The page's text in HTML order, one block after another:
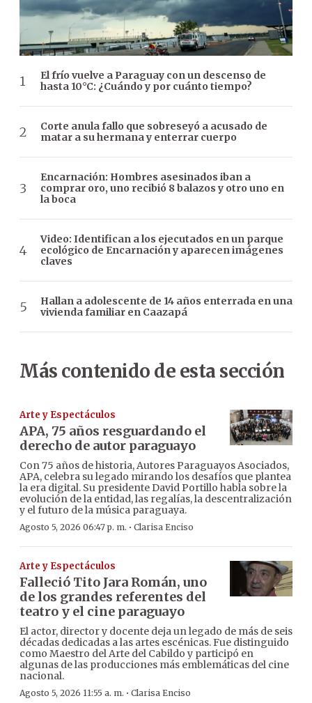
El frío vuelve a Paraguay con un descenso de
hasta 10°C: ¿Cuándo y por cuánto tiempo?
Corte anula fallo que sobreseyó a acusado de
matar a su hermana y enterrar cuerpo
Encarnación: Hombres asesinados iban a
comprar oro, uno recibió 8 balazos y otro uno en
la boca
Video: Identifican a los ejecutados en un parque
ecológico de Encarnación y aparecen imágenes
claves
Hallan a adolescente de 14 años enterrada en una
vivienda familiar en Caazapá
Más contenido de esta sección
Arte y Espectáculos
APA, 75 años resguardando el
derecho de autor paraguayo
Con 75 años de historia, Autores Paraguayos Asociados,
APA, celebra su legado mirando los desafíos que plantea
la era digital. Su presidente David Portillo habla sobre la
evolución de la entidad, las regalías, la descentralización
y el futuro de la música paraguaya.
Agosto 5, 2026 06:47 p. m. · Clarisa Enciso
Arte y Espectáculos
Falleció Tito Jara Román, uno
de los grandes referentes del
teatro y el cine paraguayo
El actor, director y docente deja un legado de más de seis
décadas dedicadas a las artes escénicas. Fue distinguido
como Maestro del Arte del Cabildo y participó en
algunas de las producciones más emblemáticas del cine
nacional.
Agosto 5, 2026 11:55 a. m. · Clarisa Enciso